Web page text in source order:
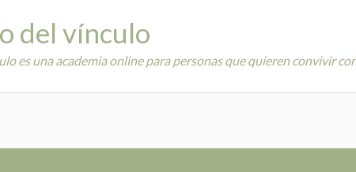
del vínculo
es una academia online para personas que quieren convivir